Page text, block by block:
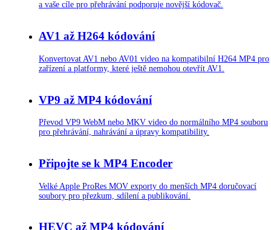
a vaše cíle pro přehrávání podporuje novější kódovač.
AV1 až H264 kódování
Konvertovat AV1 nebo AV01 video na kompatibilní H264 MP4 pro
zařízení a platformy, které ještě nemohou otevřít AV1.
VP9 až MP4 kódování
Převod VP9 WebM nebo MKV video do normálního MP4 souboru
pro přehrávání, nahrávání a úpravy kompatibility.
Připojte se k MP4 Encoder
Velké Apple ProRes MOV exporty do menších MP4 doručovací
soubory pro přezkum, sdílení a publikování.
HEVC až MP4 kódování